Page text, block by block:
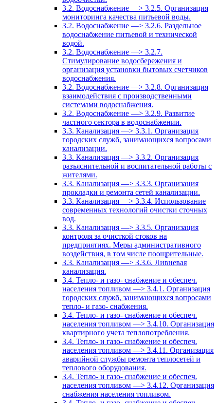
3.2. Водоснабжение —> 3.2.5. Организация
мониторинга качества питьевой воды.
3.2. Водоснабжение —> 3.2.6. Раздельное
водоснабжение питьевой и технической
водой.
3.2. Водоснабжение —> 3.2.7.
Стимулирование водосбережения и
организация установки бытовых счетчиков
водоснабжения.
3.2. Водоснабжение —> 3.2.8. Организация
взаимодействия с производственными
системами водоснабжения.
3.2. Водоснабжение —> 3.2.9. Развитие
частного сектора в водоснабжении.
3.3. Канализация —> 3.3.1. Организация
городских служб, занимающихся вопросами
канализации.
3.3. Канализация —> 3.3.2. Организация
разъяснительной и воспитательной работы с
жителями.
3.3. Канализация —> 3.3.3. Организация
прокладки и ремонта сетей канализации.
3.3. Канализация —> 3.3.4. Использование
современных технологий очистки сточных
вод.
3.3. Канализация —> 3.3.5. Организация
контроля за очисткой стоков на
предприятиях. Меры административного
воздействия, в том числе поощрительные.
3.3. Канализация —> 3.3.6. Ливневая
канализация.
3.4. Тепло- и газо- снабжение и обеспеч.
населения топливом —> 3.4.1. Организация
городских служб, занимающихся вопросами
тепло- и газо- снабжения.
3.4. Тепло- и газо- снабжение и обеспеч.
населения топливом —> 3.4.10. Организация
квартирного учета теплопотребления.
3.4. Тепло- и газо- снабжение и обеспеч.
населения топливом —> 3.4.11. Организация
аварийной службы ремонта теплосетей и
теплового оборудования.
3.4. Тепло- и газо- снабжение и обеспеч.
населения топливом —> 3.4.12. Организация
снабжения населения топливом.